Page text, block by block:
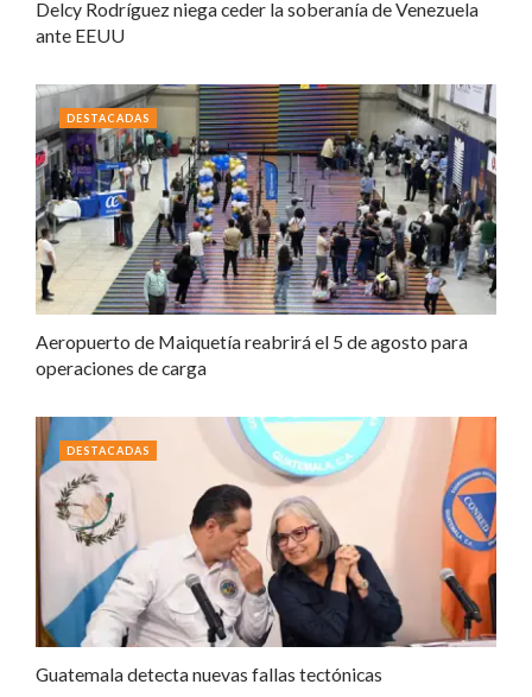
Delcy Rodríguez niega ceder la soberanía de Venezuela
ante EEUU
Aeropuerto de Maiquetía reabrirá el 5 de agosto para
operaciones de carga
DESTACADAS
Guatemala detecta nuevas fallas tectónicas
DESTACADAS